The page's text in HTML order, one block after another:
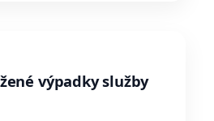
výpadky služby